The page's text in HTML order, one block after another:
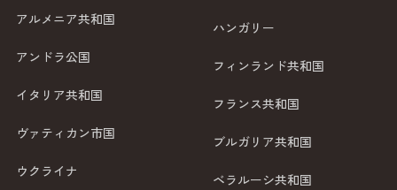
アルメニア共和国
アンドラ公国
イタリア共和国
ヴァティカン市国
ウクライナ
ハンガリー
フィンランド共和国
フランス共和国
ブルガリア共和国
ベラルーシ共和国